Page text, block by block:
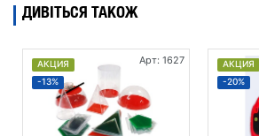
ДИВІТЬСЯ ТАКОЖ
АКЦИЯ
-13%
Арт: 1627
АКЦИЯ
-20%